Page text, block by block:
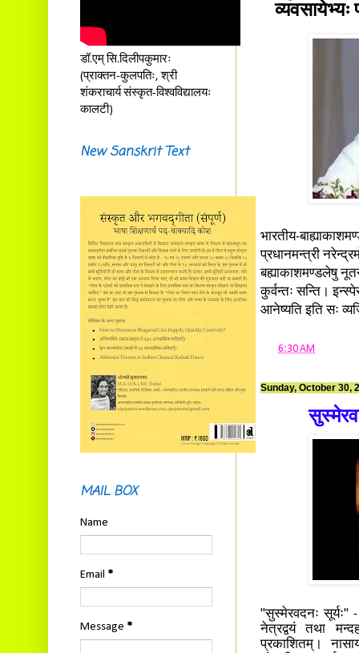
व्यवसायेभ्यः
भारतीय-
प्रधानमन्त्री
बह्याकाशमण्डलेषु
कुर्वन्तः सन्ति।
आनेष्यति इति सः
6:30 AM
Sunday, October 30,
"सुस्मेरवदनः सूर्यः"
नेत्रद्वयं तथा
प्रकाशितम्।
डॉ.एम् सि.दिलीपकुमारः
(प्राक्तन-कुलपतिः, श्री
शंकराचार्य संस्कृत-विश्वविद्यालयः
कालटी)
New Sanskrit Text
MAIL BOX
Name
Email *
Message *